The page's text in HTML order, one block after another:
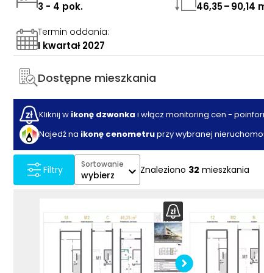
3 - 4 pok. 46,35 – 90,14
Termin oddania:
I kwartał 2027
Dostępne mieszkania
Kliknij w ikonę dzwonka i włącz monitoring cen -
Najedź na ikonę cenometruprzy wybranej
Filtry Sortowanie
wybierz Znaleziono 32 mieszkania